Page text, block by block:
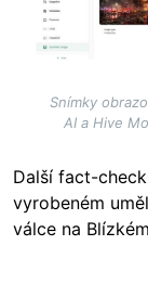
Snímky
AI a Hive
Další fact-
vyrobeném
válce na